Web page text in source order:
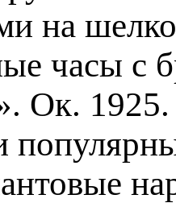
на
часы с
Ок.